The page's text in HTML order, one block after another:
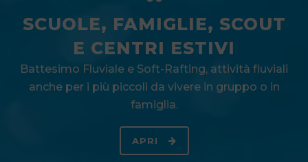
SCUOLE, FAMIGLIE, SCOUT
E CENTRI ESTIVI
Battesimo Fluviale e Soft-Rafting, attività fluviali
anche per i più piccoli da vivere in gruppo o in
famiglia.
APRI